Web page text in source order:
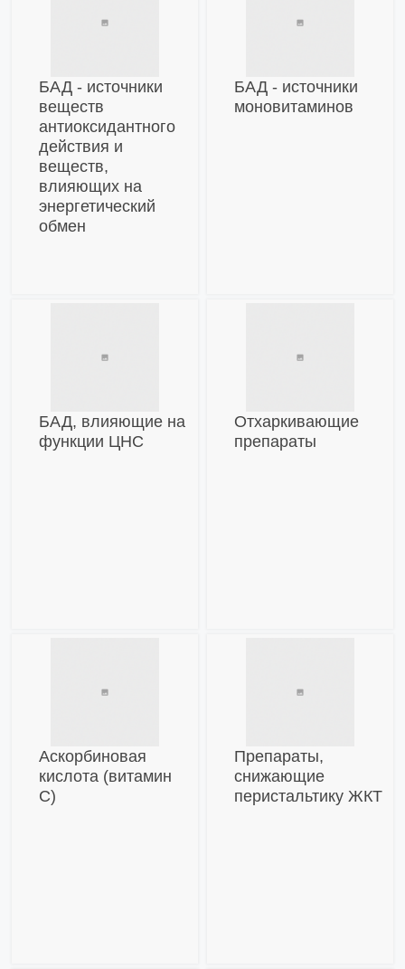
БАД - источники
веществ
антиоксидантного
действия и
веществ,
влияющих на
энергетический
обмен
БАД - источники
моновитаминов
БАД, влияющие на
функции ЦНС
Отхаркивающие
препараты
Аскорбиновая
кислота (витамин
С)
Препараты,
снижающие
перистальтику ЖКТ